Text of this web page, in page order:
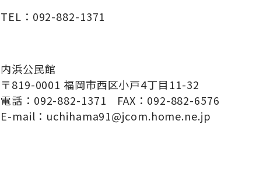
TEL：092-882-1371
内浜公民館
〒819-0001 福岡市西区小戸4丁目11-32
電話：092-882-1371 FAX：092-882-6576
E-mail：uchihama91@jcom.home.ne.jp